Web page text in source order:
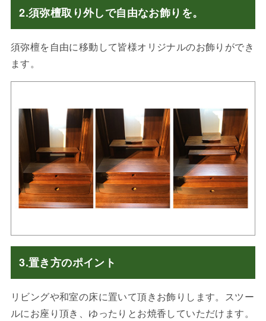
2.須弥檀取り外しで自由なお飾りを。
須弥檀を自由に移動して皆様オリジナルのお飾りができ
ます。
3.置き方のポイント
リビングや和室の床に置いて頂きお飾りします。スツー
ルにお座り頂き、ゆったりとお焼香していただけます。